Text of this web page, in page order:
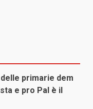
primarie dem
e pro Pal è il